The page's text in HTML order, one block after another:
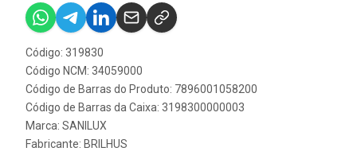
Código: 319830
Código NCM: 34059000
Código de Barras do Produto: 7896001058200
Código de Barras da Caixa: 3198300000003
Marca: SANILUX
Fabricante: BRILHUS